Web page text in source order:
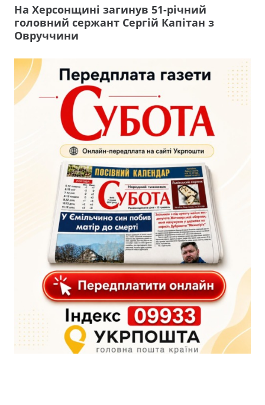
На Херсонщині загинув 51-річний
головний сержант Сергій Капітан з
Овруччини